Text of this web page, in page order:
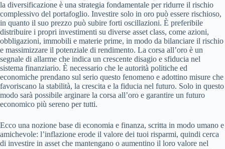
la diversificazione è una strategia fondamentale per ridurre il rischio
complessivo del portafoglio. Investire solo in oro può essere rischioso,
in quanto il suo prezzo può subire forti oscillazioni. È preferibile
distribuire i propri investimenti su diverse asset class, come azioni,
obbligazioni, immobili e materie prime, in modo da bilanciare il rischio
e massimizzare il potenziale di rendimento. La corsa all’oro è un
segnale di allarme che indica un crescente disagio e sfiducia nel
sistema finanziario. È necessario che le autorità politiche ed
economiche prendano sul serio questo fenomeno e adottino misure che
favoriscano la stabilità, la crescita e la fiducia nel futuro. Solo in questo
modo sarà possibile arginare la corsa all’oro e garantire un futuro
economico più sereno per tutti.
Ecco una nozione base di economia e finanza, scritta in modo umano e
amichevole: l’inflazione erode il valore dei tuoi risparmi, quindi cerca
di investire in asset che mantengano o aumentino il loro valore nel